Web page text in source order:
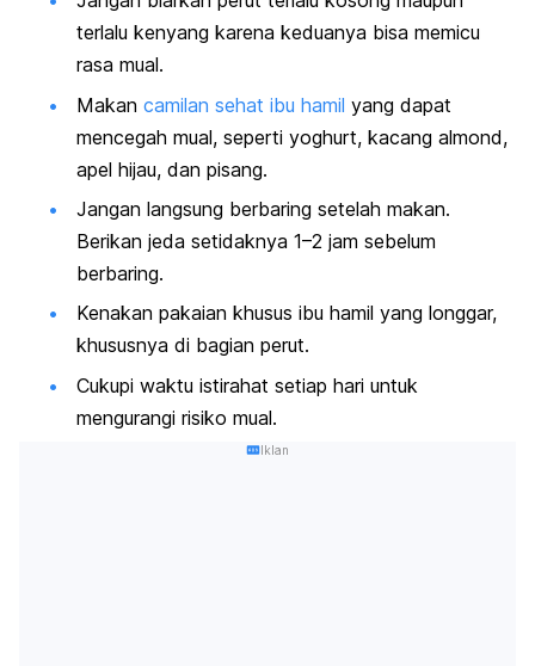
terlalu kenyang karena keduanya bisa memicu
rasa mual.
Makan camilan sehat ibu hamil yang dapat
mencegah mual, seperti yoghurt, kacang almond,
apel hijau, dan pisang.
Jangan langsung berbaring setelah makan.
Berikan jeda setidaknya 1–2 jam sebelum
berbaring.
Kenakan pakaian khusus ibu hamil yang longgar,
khususnya di bagian perut.
Cukupi waktu istirahat setiap hari untuk
mengurangi risiko mual.
Iklan